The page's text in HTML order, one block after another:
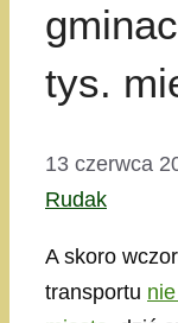
tys.
13 czerwca
Rudak
A skoro
transportu